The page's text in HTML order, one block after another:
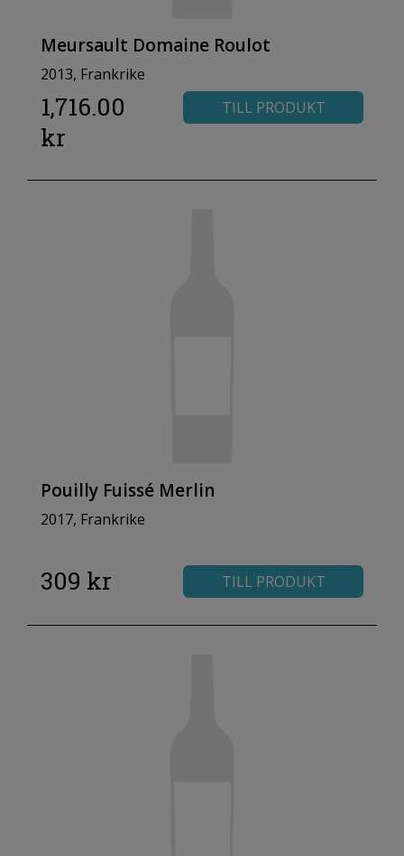
Meursault Domaine Roulot
2013, Frankrike
1,716.00
kr
TILL PRODUKT
Pouilly Fuissé Merlin
2017, Frankrike
309 kr TILL PRODUKT